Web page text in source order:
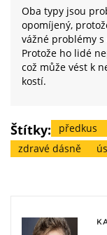
Oba typy jsou
opomíjený,
vážné problémy
Protože ho lidé
což může vést k
kostí.
Štítky: předkus
zdravé dásně